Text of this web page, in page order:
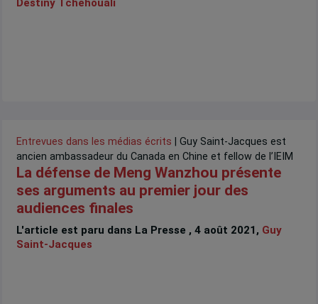
Destiny Tchéhouali
Entrevues dans les médias écrits | Guy Saint-Jacques est
ancien ambassadeur du Canada en Chine et fellow de l’IEIM
La défense de Meng Wanzhou présente
ses arguments au premier jour des
audiences finales
L'article est paru dans La Presse , 4 août 2021, Guy
Saint-Jacques